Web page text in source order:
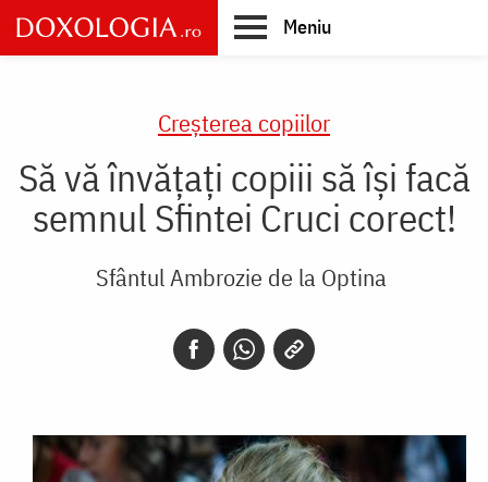
Skip
to
main
Meniu
Creşterea copiilor
Să vă învățați copiii să își facă
semnul Sfintei Cruci corect!
Sfântul Ambrozie de la Optina